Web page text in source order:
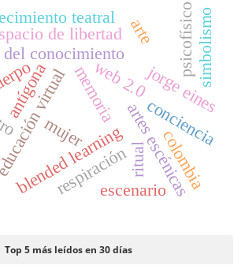
conocimiento
virtual web 2.0
blended learning
antígona
mujer artes escénicas
de libertad
jorge eines
teatral
memoria
ritual
respiración
psicofísico
conciencia
simbolismo
colombia
arte
escenario
Top 5 más leídos en 30 días